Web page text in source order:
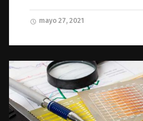
mayo 27, 2021